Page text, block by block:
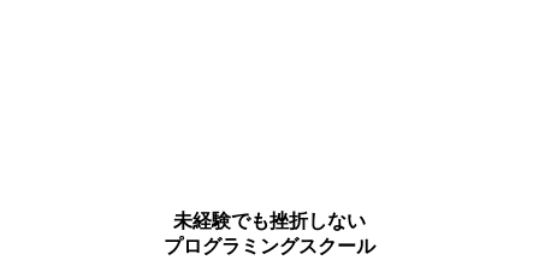
未経験でも挫折しない
プログラミングスクール